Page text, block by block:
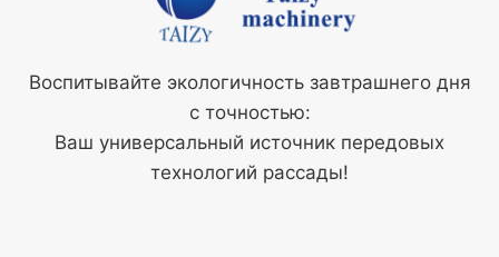
Воспитывайте экологичность завтрашнего дня
с точностью:
Ваш универсальный источник передовых
технологий рассады!